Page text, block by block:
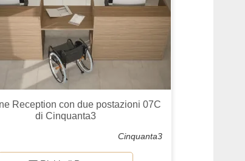
Reception con due postazioni 07C
di Cinquanta3
Cinquanta3